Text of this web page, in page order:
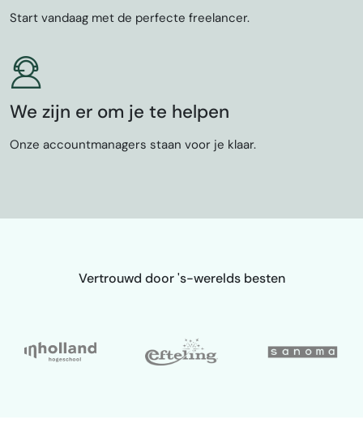
Start vandaag met de perfecte freelancer.
We zijn er om je te helpen
Onze accountmanagers staan voor je klaar.
Vertrouwd door 's-werelds besten